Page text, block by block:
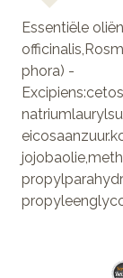
Essentiële
phora) -